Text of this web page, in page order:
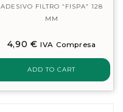
ADESIVO FILTRO “FISPA” 128
MM
4,90 € IVA Compresa
ADD TO CART